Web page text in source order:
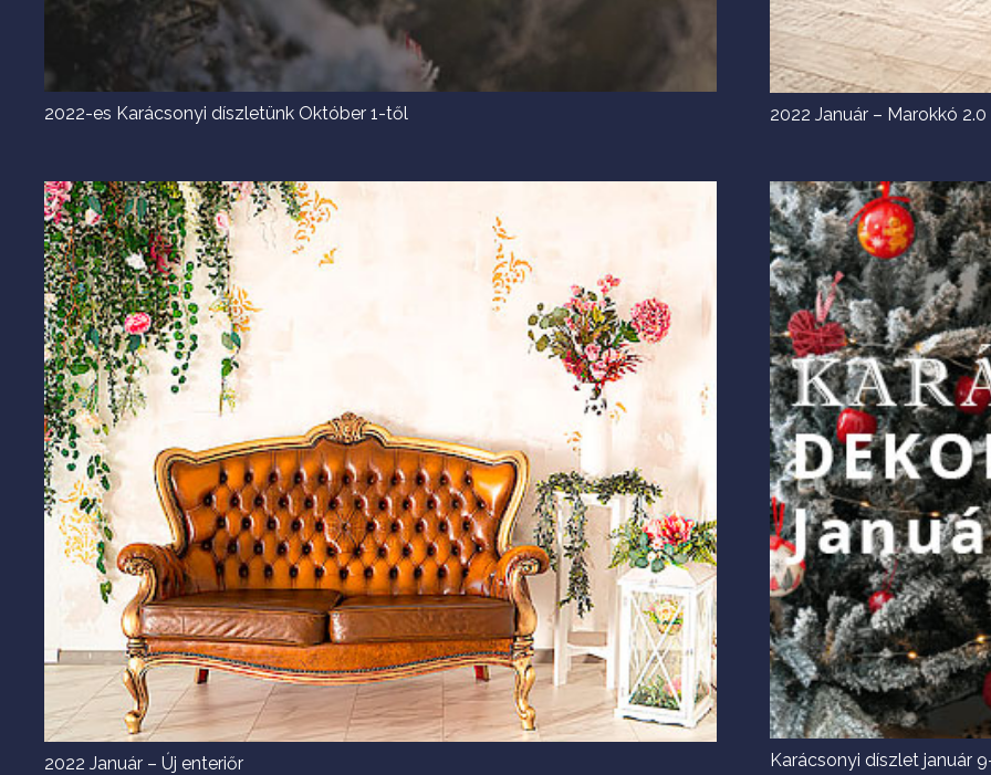
2022-es Karácsonyi díszletünk Október 1-től 2022 Január – Marokkó 2.0
2022 Január – Új enteriőr Karácsonyi díszlet január